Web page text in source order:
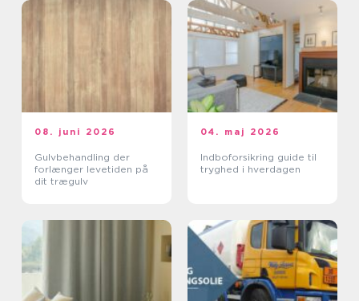
08. juni 2026
Gulvbehandling der
forlænger levetiden på
dit trægulv
04. maj 2026
Indboforsikring guide til
tryghed i hverdagen